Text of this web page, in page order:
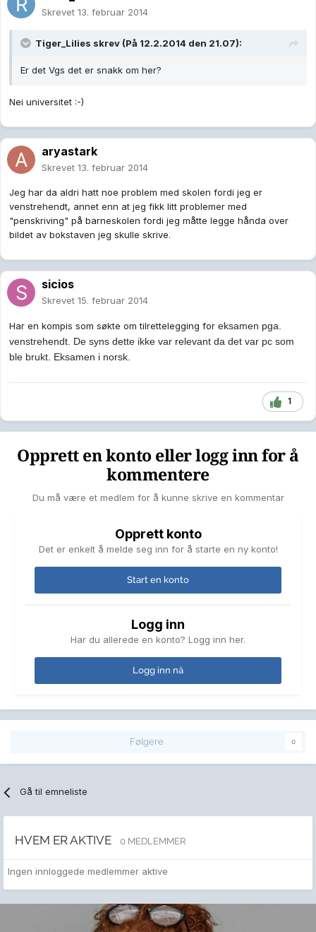
Skrevet 13. februar 2014
Tiger_Lilies skrev (På 12.2.2014 den 21.07):
Er det Vgs det er snakk om her?
Nei universitet :-)
aryastark
Skrevet 13. februar 2014
Jeg har da aldri hatt noe problem med skolen fordi jeg er
venstrehendt, annet enn at jeg fikk litt problemer med
"penskriving" på barneskolen fordi jeg måtte legge hånda over
bildet av bokstaven jeg skulle skrive.
sicios
Skrevet 15. februar 2014
Har en kompis som søkte om tilrettelegging for eksamen pga.
venstrehendt. De syns dette ikke var relevant da det var pc som
ble brukt. Eksamen i norsk.
1
Opprett en konto eller logg inn for å
kommentere
Du må være et medlem for å kunne skrive en kommentar
Opprett konto
Det er enkelt å melde seg inn for å starte en ny konto!
Start en konto
Logg inn
Har du allerede en konto? Logg inn her.
Logg inn nå
Følgere 0
Gå til emneliste
HVEM ER AKTIVE 0 MEDLEMMER
Ingen innloggede medlemmer aktive